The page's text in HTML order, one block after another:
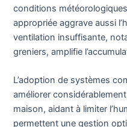
conditions
appropriée aggrave aussi
ventilation insuffisante,
greniers, amplifie
L’adoption de systèmes
améliorer
maison, aidant à limiter
permettent une gestion